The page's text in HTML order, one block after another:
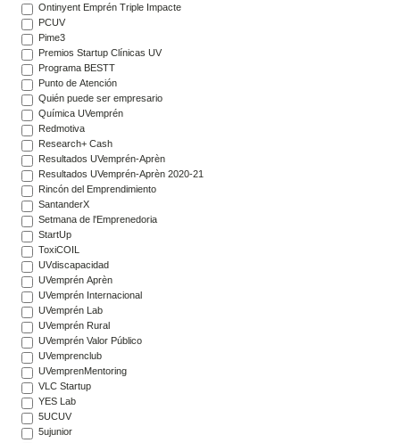
Ontinyent Emprén Triple Impacte
PCUV
Pime3
Premios Startup Clínicas UV
Programa BESTT
Punto de Atención
Quién puede ser empresario
Química UVemprén
Redmotiva
Research+ Cash
Resultados UVemprén-Aprèn
Resultados UVemprén-Aprèn 2020-21
Rincón del Emprendimiento
SantanderX
Setmana de l'Emprenedoria
StartUp
ToxiCOIL
UVdiscapacidad
UVemprén Aprèn
UVemprén Internacional
UVemprén Lab
UVemprén Rural
UVemprén Valor Público
UVemprenclub
UVemprenMentoring
VLC Startup
YES Lab
5UCUV
5ujunior